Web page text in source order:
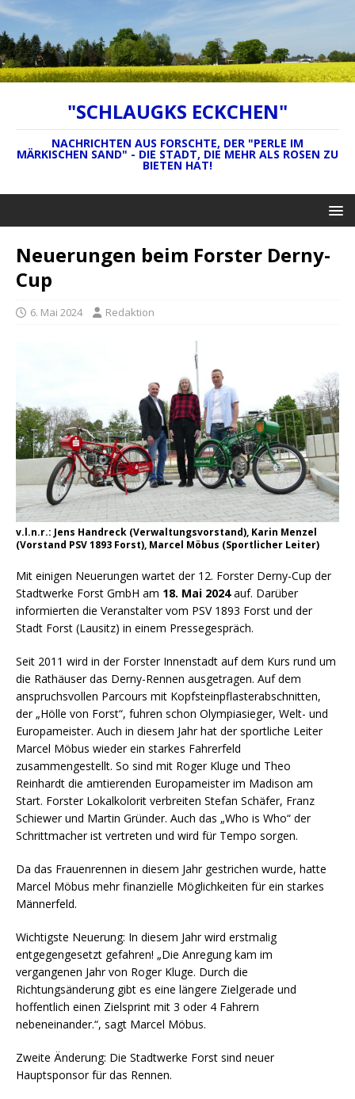
"SCHLAUGKS ECKCHEN"
NACHRICHTEN AUS FORSCHTE, DER "PERLE IM
MÄRKISCHEN SAND" - DIE STADT, DIE MEHR ALS ROSEN ZU
BIETEN HAT!
Neuerungen beim Forster Derny-
Cup
6. Mai 2024 Redaktion
v.l.n.r.: Jens Handreck (Verwaltungsvorstand), Karin Menzel
(Vorstand PSV 1893 Forst), Marcel Möbus (Sportlicher Leiter)
Mit einigen Neuerungen wartet der 12. Forster Derny-Cup der
Stadtwerke Forst GmbH am 18. Mai 2024auf. Darüber
informierten die Veranstalter vom PSV 1893 Forst und der
Stadt Forst (Lausitz) in einem Pressegespräch.
Seit 2011 wird in der Forster Innenstadt auf dem Kurs rund um
die Rathäuser das Derny-Rennen ausgetragen. Auf dem
anspruchsvollen Parcours mit Kopfsteinpflasterabschnitten,
der „Hölle von Forst“, fuhren schon Olympiasieger, Welt- und
Europameister. Auch in diesem Jahr hat der sportliche Leiter
Marcel Möbus wieder ein starkes Fahrerfeld
zusammengestellt. So sind mit Roger Kluge und Theo
Reinhardt die amtierenden Europameister im Madison am
Start. Forster Lokalkolorit verbreiten Stefan Schäfer, Franz
Schiewer und Martin Gründer. Auch das „Who is Who“ der
Schrittmacher ist vertreten und wird für Tempo sorgen.
Da das Frauenrennen in diesem Jahr gestrichen wurde, hatte
Marcel Möbus mehr finanzielle Möglichkeiten für ein starkes
Männerfeld.
Wichtigste Neuerung: In diesem Jahr wird erstmalig
entgegengesetzt gefahren! „Die Anregung kam im
vergangenen Jahr von Roger Kluge. Durch die
Richtungsänderung gibt es eine längere Zielgerade und
hoffentlich einen Zielsprint mit 3 oder 4 Fahrern
nebeneinander.“, sagt Marcel Möbus.
Zweite Änderung: Die Stadtwerke Forst sind neuer
Hauptsponsor für das Rennen.